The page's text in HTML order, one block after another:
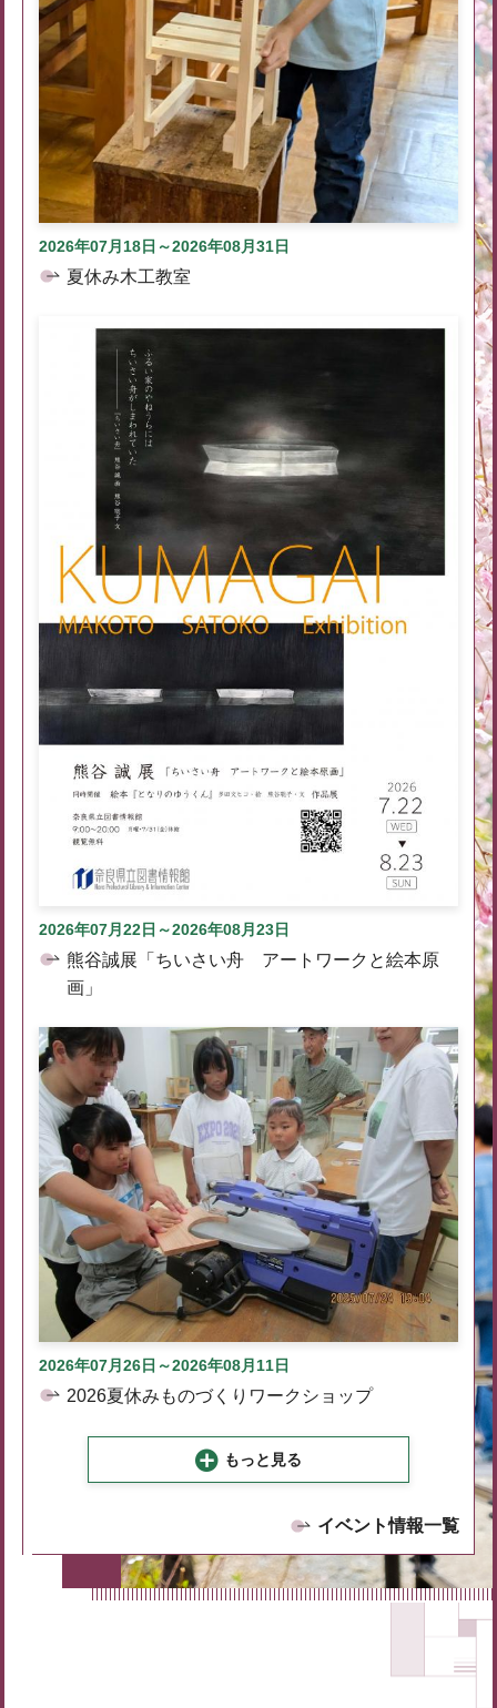
2026年07月18日～2026年08月31日
夏休み木工教室
2026年07月22日～2026年08月23日
熊谷誠展「ちいさい舟 アートワークと絵本原
画」
2026年07月26日～2026年08月11日
2026夏休みものづくりワークショップ
もっと見る
イベント情報一覧